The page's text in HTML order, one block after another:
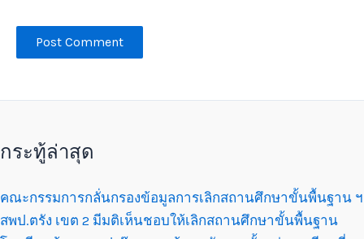
กระทู้ล่าสุด
คณะกรรมการกลั่นกรองข้อมูลการเลิกสถานศึกษาขั้นพื้นฐาน ฯ
สพป.ตรัง เขต 2 มีมติเห็นชอบให้เลิกสถานศึกษาขั้นพื้นฐาน